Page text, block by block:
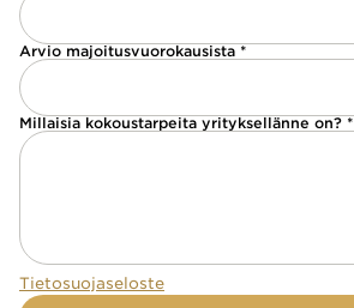
Arvio majoitusvuorokausista *
Millaisia kokoustarpeita yrityksellänne on? *
Tietosuojaseloste